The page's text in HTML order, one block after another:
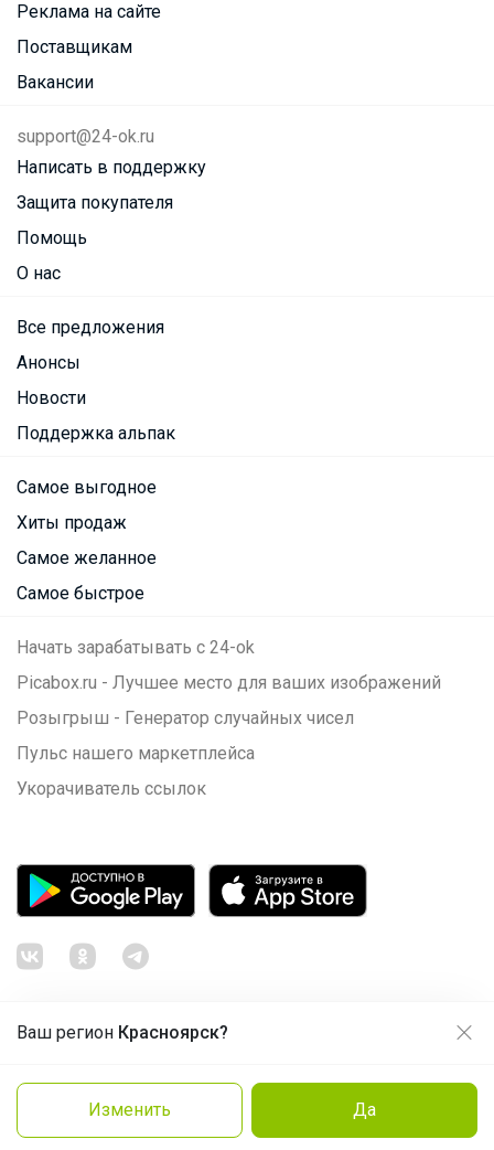
Ваш регион Красноярск?
Изменить Да
Реклама на сайте
Поставщикам
Вакансии
support@24-ok.ru
Написать в поддержку
Защита покупателя
Помощь
О нас
Все предложения
Анонсы
Новости
Поддержка альпак
Самое выгодное
Хиты продаж
Самое желанное
Самое быстрое
Начать зарабатывать с 24-ok
Picabox.ru - Лучшее место для ваших изображений
Розыгрыш - Генератор случайных чисел
Пульс нашего маркетплейса
Укорачиватель ссылок
Политика конфиденциальности
Cоглашение пользователя
Продолжая использовать этот сайт и нажимая кнопку
Принять